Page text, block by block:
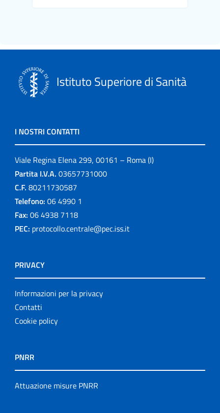
Istituto Superiore di Sanità
I NOSTRI CONTATTI
Viale Regina Elena 299, 00161 – Roma (I)
Partita I.V.A. 03657731000
C.F. 80211730587
Telefono: 06 4990 1
Fax: 06 4938 7118
PEC: protocollo.centrale@pec.iss.it
PRIVACY
Informazioni per la privacy
Contatti
Cookie policy
PNRR
Attuazione misure PNRR